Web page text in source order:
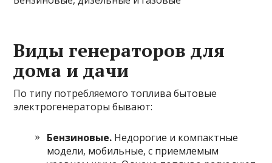
Виды генераторов для
дома и дачи
По типу потребляемого топлива бытовые
электрогенераторы бывают:
Бензиновые. Недорогие и компактные
модели, мобильные, с приемлемым